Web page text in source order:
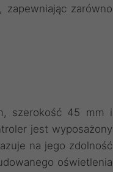
zarówno
szerokość 45 mm i
jest wyposażony
na jego zdolność
oświetlenia